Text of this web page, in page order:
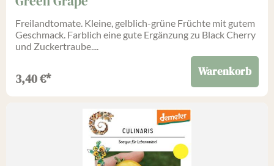
Freilandtomate. Kleine, gelblich-grüne Früchte mit gutem
Geschmack. Farblich eine gute Ergänzung zu Black Cherry
und Zuckertraube....
3,40€* Warenkorb